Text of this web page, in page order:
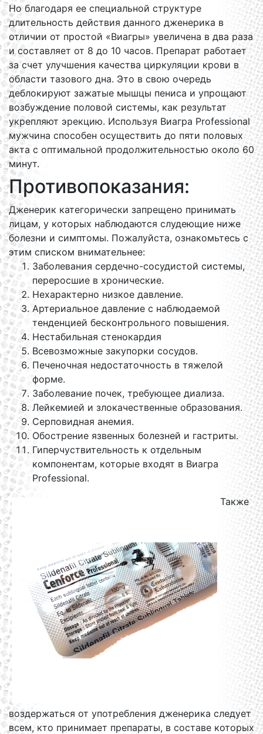
Но благодаря ее специальной структуре
длительность действия данного дженерика в
отличии от простой «Виагры» увеличена в два раза
и составляет от 8 до 10 часов. Препарат работает
за счет улучшения качества циркуляции крови в
области тазового дна. Это в свою очередь
деблокируют зажатые мышцы пениса и упрощают
возбуждение половой системы, как результат
укрепляют эрекцию. Используя Виагра Professional
мужчина способен осуществить до пяти половых
акта с оптимальной продолжительностью около 60
минут.
Противопоказания:
Дженерик категорически запрещено принимать
лицам, у которых наблюдаются слудеющие ниже
болезни и симптомы. Пожалуйста, ознакомьтесь с
этим списком внимательнее:
Заболевания сердечно-сосудистой системы,
переросшие в хронические.
Нехарактерно низкое давление.
Артериальное давление с наблюдаемой
тенденцией бесконтрольного повышения.
Нестабильная стенокардия
Всевозможные закупорки сосудов.
Печеночная недостаточность в тяжелой
форме.
Заболевание почек, требующее диализа.
Лейкемией и злокачественные образования.
Серповидная анемия.
Обострение язвенных болезней и гастриты.
Гиперчуствительность к отдельным
компонентам, которые входят в Виагра
Professional.
Также
воздержаться от употребления дженерика следует
всем, кто принимает препараты, в составе которых